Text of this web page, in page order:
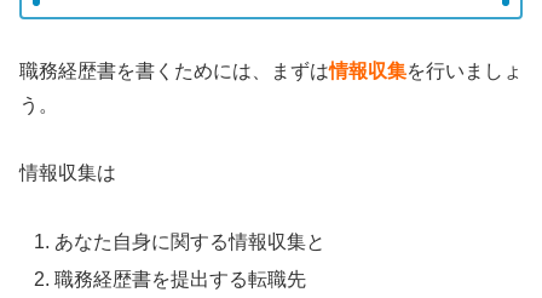
職務経歴書を書くためには、まずは情報収集を行いましょ
う。
情報収集は
あなた自身に関する情報収集と
職務経歴書を提出する転職先